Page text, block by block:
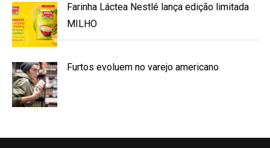
Farinha Láctea Nestlé lança edição limitada
MILHO
Furtos evoluem no varejo americano